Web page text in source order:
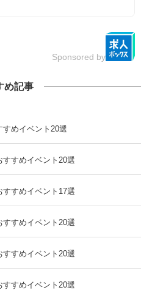
Sponsored by
め記事
めイベント20選
すめイベント20選
すめイベント17選
すめイベント20選
すめイベント20選
すめイベント20選